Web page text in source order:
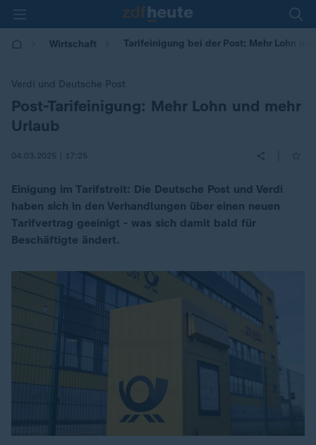
Wirtschaft Tarifeinigung bei der Post: Mehr Lohn
Verdi und Deutsche Post
:Post-Tarifeinigung: Mehr Lohn und mehr
Urlaub
04.03.2025 | 17:25
Einigung im Tarifstreit: Die Deutsche Post und Verdi
haben sich in den Verhandlungen über einen neuen
Tarifvertrag geeinigt - was sich damit bald für
Beschäftigte ändert.